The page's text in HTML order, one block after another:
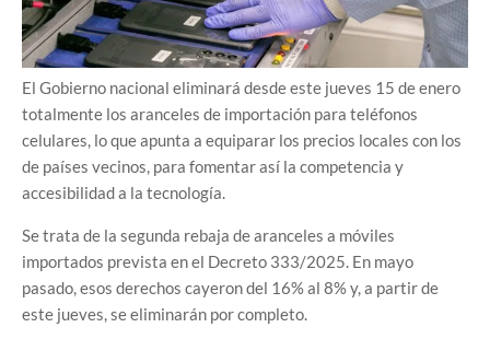
El Gobierno nacional eliminará desde este jueves 15 de enero
totalmente los aranceles de importación para teléfonos
celulares, lo que apunta a equiparar los precios locales con los
de países vecinos, para fomentar así la competencia y
accesibilidad a la tecnología.
Se trata de la segunda rebaja de aranceles a móviles
importados prevista en el Decreto 333/2025. En mayo
pasado, esos derechos cayeron del 16% al 8% y, a partir de
este jueves, se eliminarán por completo.